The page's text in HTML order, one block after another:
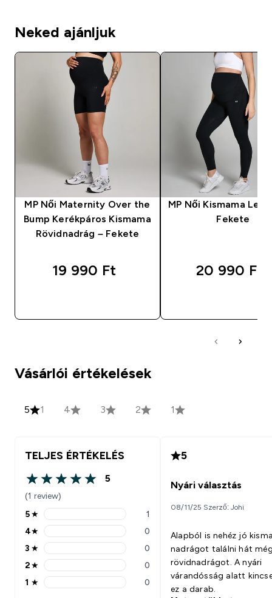
Neked ajánljuk
MP Női Maternity Over the
Bump Kerékpáros Kismama
Rövidnadrág – Fekete
19 990 Ft‎
MP Női Kismama
Fekete
20 990 Ft‎
Vásárlói értékelések
5 1 4 3 2 1
TELJES ÉRTÉKELÉS
5 out of 5 stars
5
(1 review)
5 stars rating 1 reviews
5★ 1
4 stars rating 0 reviews
4★ 0
3 stars rating 0 reviews
3 ★ 0
2 stars rating 0 reviews
2★ 0
1 stars rating 0 reviews
1 ★ 0
5
Nyári választás
08/11/25 Szerző: Johi
Alapból is nehéz jó
nadrágot találni hát
rövidnadrágot. A nyári
várandósság alatt
ez a darab.